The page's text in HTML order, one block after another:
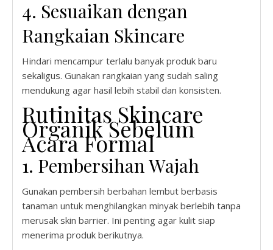
4. Sesuaikan dengan
Rangkaian Skincare
Hindari mencampur terlalu banyak produk baru
sekaligus. Gunakan rangkaian yang sudah saling
mendukung agar hasil lebih stabil dan konsisten.
Rutinitas Skincare
Organik Sebelum
Acara Formal
1. Pembersihan Wajah
Gunakan pembersih berbahan lembut berbasis
tanaman untuk menghilangkan minyak berlebih tanpa
merusak skin barrier. Ini penting agar kulit siap
menerima produk berikutnya.